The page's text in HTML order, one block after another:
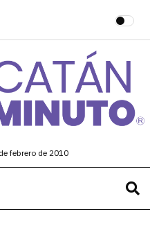
febrero de 2010